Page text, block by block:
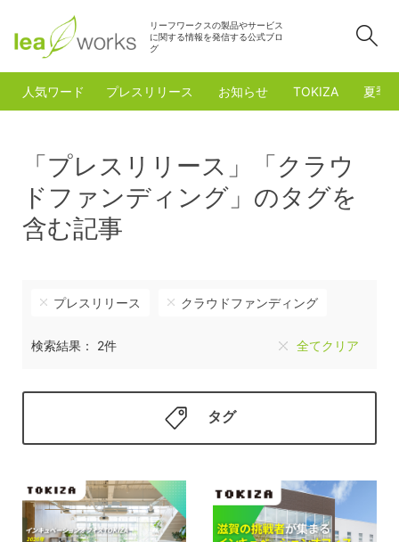
リーフワークスの製品やサービス
に関する情報を発信する公式ブロ
グ
人気ワード プレスリリース お知らせ TOKIZA 夏季
「プレスリリース」「クラウ
ドファンディング」のタグを
含む記事
プレスリリース クラウドファンディング
検索結果： 2件 全てクリア
タグ